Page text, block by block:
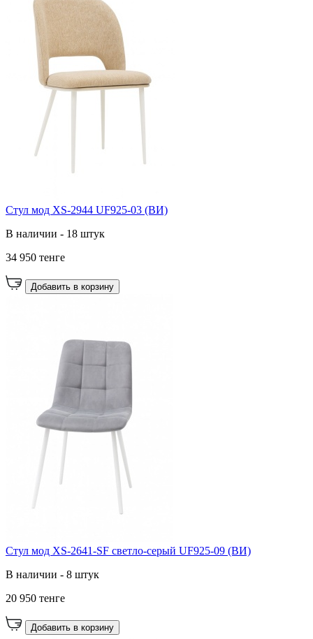
Стул мод XS-2944 UF925-03 (ВИ)
В наличии - 18 штук
34 950 тенге
Добавить в корзину
Стул мод XS-2641-SF светло-серый UF925-09 (ВИ)
В наличии - 8 штук
20 950 тенге
Добавить в корзину